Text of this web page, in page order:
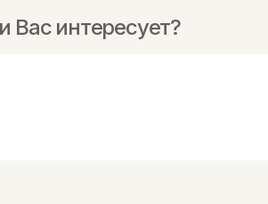
Вас интересует?